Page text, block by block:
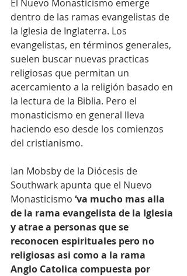
El Nuevo Monasticismo emerge
dentro de las ramas evangelistas de
la Iglesia de Inglaterra. Los
evangelistas, en términos generales,
suelen buscar nuevas practicas
religiosas que permitan un
acercamiento a la religión basado en
la lectura de la Biblia. Pero el
monasticismo en general lleva
haciendo eso desde los comienzos
del cristianismo.
Ian Mobsby de la Diócesis de
Southwark apunta que el Nuevo
Monasticismo ‘va mucho mas alla
de la rama evangelista de la Iglesia
y atrae a personas que se
reconocen espirituales pero no
religiosas asi como a la rama
Anglo Catolica compuesta por